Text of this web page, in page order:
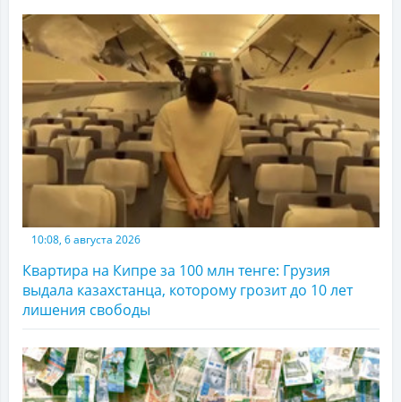
10:08, 6 августа 2026
Квартира на Кипре за 100 млн тенге: Грузия
выдала казахстанца, которому грозит до 10 лет
лишения свободы